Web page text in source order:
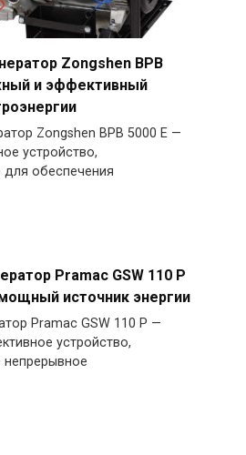
Zongshen BPB
и эффективный
Zongshen BPB 5000 E —
устройство,
для обеспечения
Pramac GSW 110 P
источник энергии
Pramac GSW 110 P —
устройство,